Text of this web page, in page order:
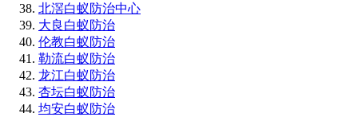
北滘白蚁防治中心
大良白蚁防治
伦教白蚁防治
勒流白蚁防治
龙江白蚁防治
杏坛白蚁防治
均安白蚁防治